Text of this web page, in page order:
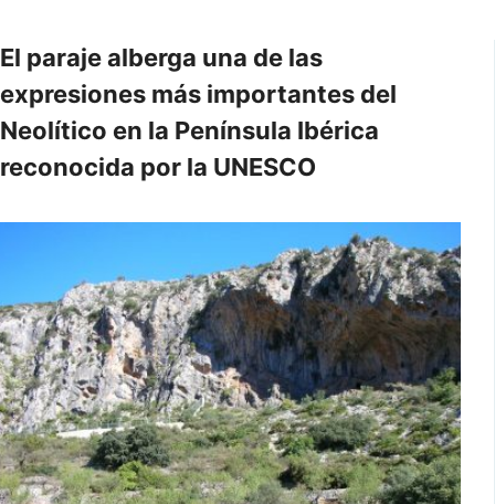
El paraje alberga una de las
expresiones más importantes del
Neolítico en la Península Ibérica
reconocida por la UNESCO